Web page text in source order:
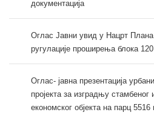
документација
Оглас Јавни увид у Нацрт
ругулације проширења блока
Оглас- јавна презентација
пројекта за изградњу стамбеног
економског објекта на парц 5516